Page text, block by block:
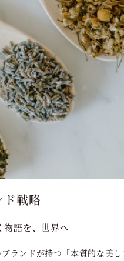
ド戦略
物語を、世界へ
ランドが持つ「本質的な美